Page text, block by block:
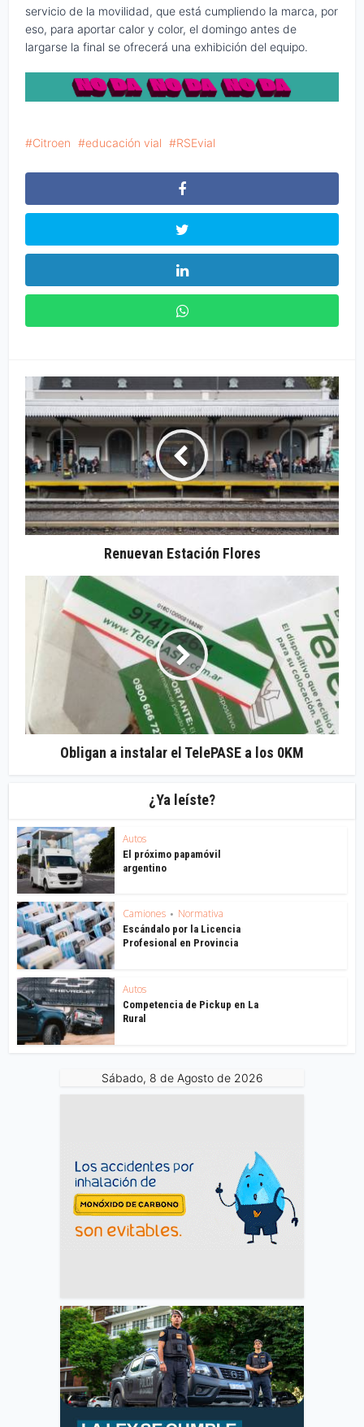
servicio de la movilidad, que está cumpliendo la marca, por
eso, para aportar calor y color, el domingo antes de
largarse la final se ofrecerá una exhibición del equipo.
Citroen educación vial RSEvial
Renuevan Estación Flores
Obligan a instalar el TelePASE a los 0KM
¿Ya leíste?
Autos
El próximo papamóvil
argentino
Camiones • Normativa
Escándalo por la Licencia
Profesional en Provincia
Autos
Competencia de Pickup en La
Rural
Sábado, 8 de Agosto de 2026